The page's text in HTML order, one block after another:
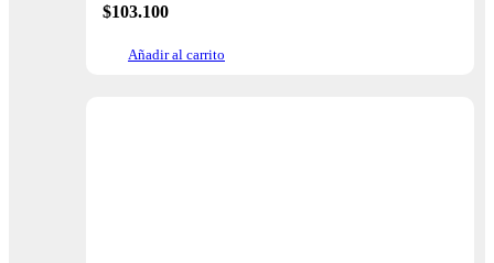
$103.100
Añadir al carrito